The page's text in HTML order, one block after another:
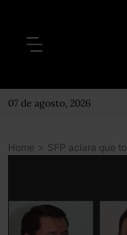
07 de agosto, 2026
Home >